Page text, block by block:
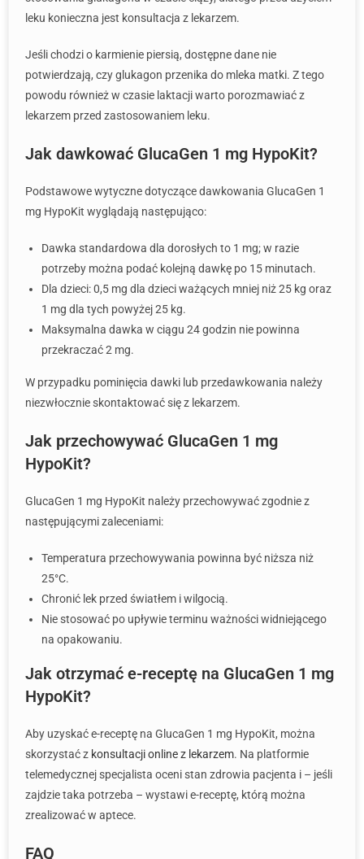
leku konieczna jest konsultacja z lekarzem.
Jeśli chodzi o karmienie piersią, dostępne dane nie
potwierdzają, czy glukagon przenika do mleka matki. Z tego
powodu również w czasie laktacji warto porozmawiać z
lekarzem przed zastosowaniem leku.
Jak dawkować GlucaGen 1 mg HypoKit?
Podstawowe wytyczne dotyczące dawkowania GlucaGen 1
mg HypoKit wyglądają następująco:
Dawka standardowa dla dorosłych to 1 mg; w razie
potrzeby można podać kolejną dawkę po 15 minutach.
Dla dzieci: 0,5 mg dla dzieci ważących mniej niż 25 kg oraz
1 mg dla tych powyżej 25 kg.
Maksymalna dawka w ciągu 24 godzin nie powinna
przekraczać 2 mg.
W przypadku pominięcia dawki lub przedawkowania należy
niezwłocznie skontaktować się z lekarzem.
Jak przechowywać GlucaGen 1 mg
HypoKit?
GlucaGen 1 mg HypoKit należy przechowywać zgodnie z
następującymi zaleceniami:
Temperatura przechowywania powinna być niższa niż
25°C.
Chronić lek przed światłem i wilgocią.
Nie stosować po upływie terminu ważności widniejącego
na opakowaniu.
Jak otrzymać e-receptę na GlucaGen 1 mg
HypoKit?
Aby uzyskać e-receptę na GlucaGen 1 mg HypoKit, można
skorzystać z konsultacji online z lekarzem. Na platformie
telemedycznej specjalista oceni stan zdrowia pacjenta i – jeśli
zajdzie taka potrzeba – wystawi e-receptę, którą można
zrealizować w aptece.
FAQ